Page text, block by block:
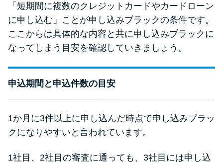
「短期間に複数のクレジットカードやカードローン
に申し込む」ことが申し込みブラックの条件です。
ここからは具体的な内容と共に申し込みブラックに
なってしまう目安を確認していきましょう。
申込期間と申込件数の目安
1か月に3件以上に申し込んだ時点で申し込みブラッ
クになりやすいと言われています。
1社目、2社目の審査に通っても、3社目には申し込